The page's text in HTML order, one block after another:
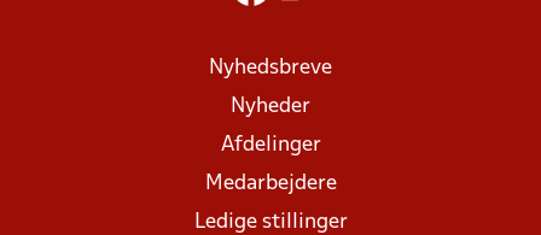
Nyhedsbreve
Nyheder
Afdelinger
Medarbejdere
Ledige stillinger